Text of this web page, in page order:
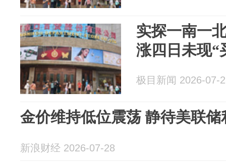
实探一南一
涨四日未现“
极目新闻 2026-07-
金价维持低位震荡 静待美联储
新浪财经 2026-07-28